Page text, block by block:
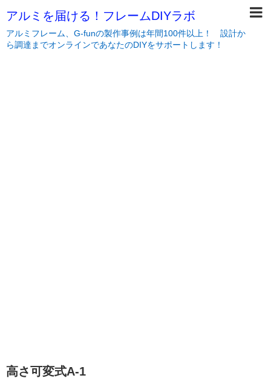
アルミを届ける！フレームDIYラボ
アルミフレーム、G-funの製作事例は年間100件以上！ 設計か
ら調達までオンラインであなたのDIYをサポートします！
高さ可変式A-1